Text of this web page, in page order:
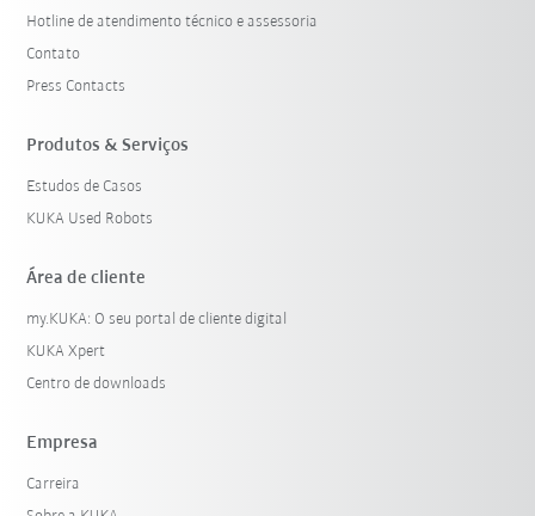
Hotline de atendimento técnico e assessoria
Contato
Press Contacts
Produtos & Serviços
Estudos de Casos
KUKA Used Robots
Área de cliente
my.KUKA: O seu portal de cliente digital
KUKA Xpert
Centro de downloads
Empresa
Carreira